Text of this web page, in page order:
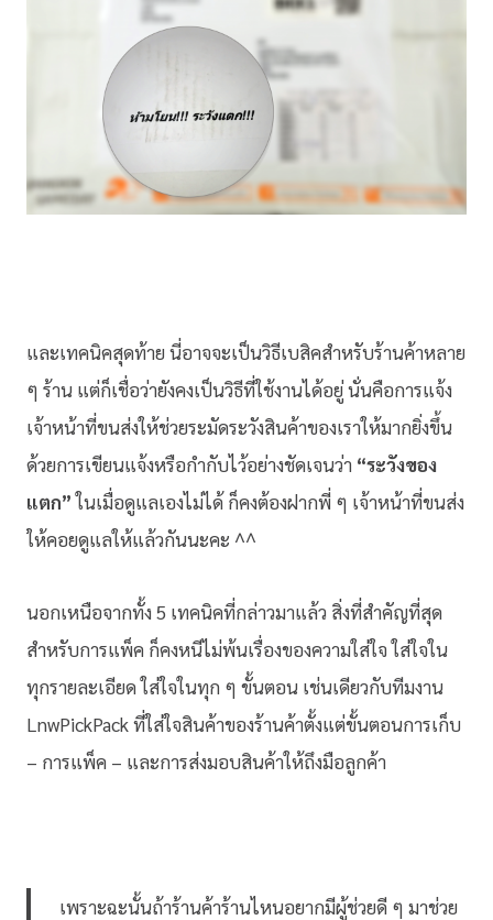
และเทคนิคสุดท้าย นี่อาจจะเป็นวิธีเบสิคสำหรับร้านค้าหลาย
ๆ ร้าน แต่ก็เชื่อว่ายังคงเป็นวิธีที่ใช้งานได้อยู่ นั่นคือการแจ้ง
เจ้าหน้าที่ขนส่งให้ช่วยระมัดระวังสินค้าของเราให้มากยิ่งขึ้น
ด้วยการเขียนแจ้งหรือกำกับไว้อย่างชัดเจนว่า “ระวังของ
แตก”ในเมื่อดูแลเองไม่ได้ ก็คงต้องฝากพี่ ๆ เจ้าหน้าที่ขนส่ง
ให้คอยดูแลให้แล้วกันนะคะ ^^
นอกเหนือจากทั้ง 5 เทคนิคที่กล่าวมาแล้ว สิ่งที่สำคัญที่สุด
สำหรับการแพ็ค ก็คงหนีไม่พ้นเรื่องของความใส่ใจ ใส่ใจใน
ทุกรายละเอียด ใส่ใจในทุก ๆ ขั้นตอน เช่นเดียวกับทีมงาน
LnwPickPack ที่ใส่ใจสินค้าของร้านค้าตั้งแต่ขั้นตอนการเก็บ
– การแพ็ค – และการส่งมอบสินค้าให้ถึงมือลูกค้า
เพราะฉะนั้นถ้าร้านค้าร้านไหนอยากมีผู้ช่วยดี ๆ มาช่วย